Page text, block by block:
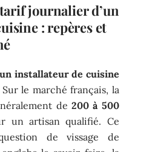
journalier d’un
: repères et
installateur de cuisine
le marché français, la
de 200 à 500
un artisan qualifié. Ce
de vissage de